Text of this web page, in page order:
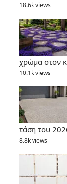
18.6k views
χρώμα στον
10.1k views
τάση του
8.8k views